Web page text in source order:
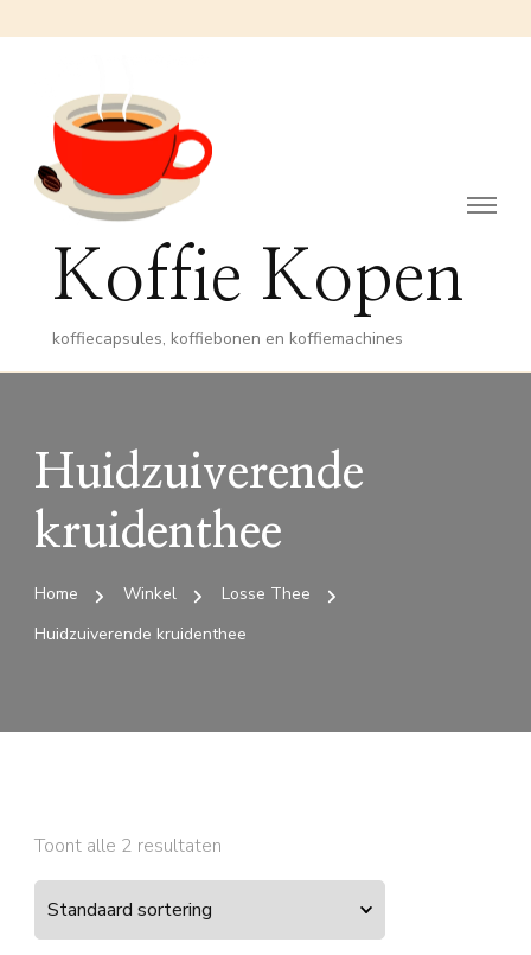
Koffie Kopen
koffiecapsules, koffiebonen en koffiemachines
Huidzuiverende
kruidenthee
Home Winkel
Losse Thee
Huidzuiverende kruidenthee
Toont alle 2 resultaten